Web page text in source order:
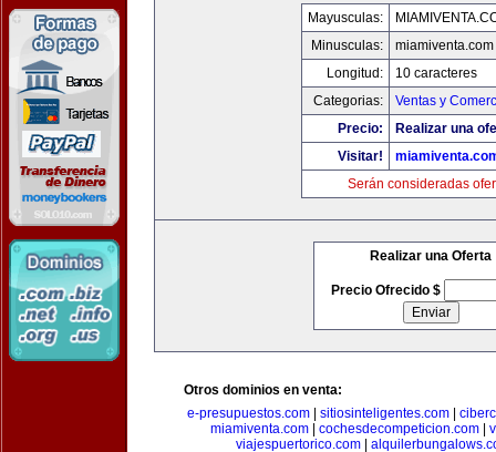
Mayusculas:
Minusculas:
miamiventa.com
Longitud:
10 caracteres
Categorias:
Ventas y
Precio:
Realizar una
Visitar!
Serán consideradas
Realizar una Oferta
Precio Ofrecido $
Otros dominios en venta:
e-presupuestos.com
sitiosinteligentes.com
miamiventa.com
cochesdecompeticion.com
viajespuertorico.com|